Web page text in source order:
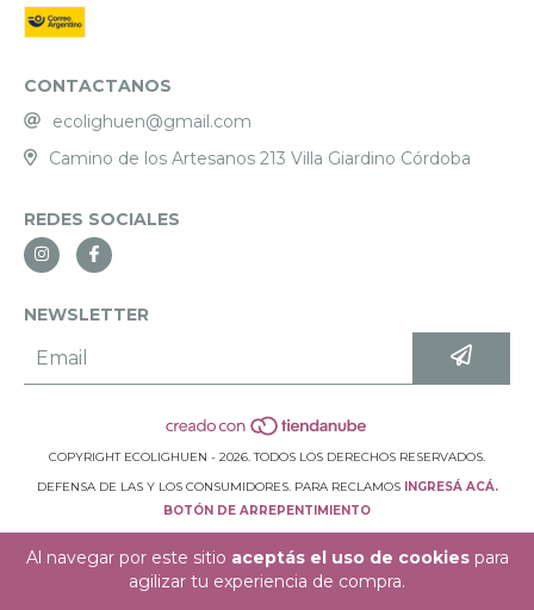
Al navegar por este sitio aceptás el uso de cookiespara
agilizar tu experiencia de compra.
CONTACTANOS
ecolighuen@gmail.com
Camino de los Artesanos 213 Villa Giardino Córdoba
REDES SOCIALES
NEWSLETTER
COPYRIGHT ECOLIGHUEN - 2026. TODOS LOS DERECHOS RESERVADOS.
DEFENSA DE LAS Y LOS CONSUMIDORES. PARA RECLAMOS
INGRESÁ ACÁ.
BOTÓN DE ARREPENTIMIENTO